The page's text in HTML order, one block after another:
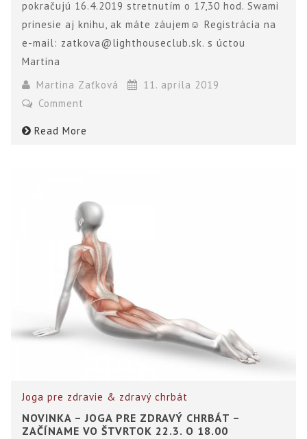
pokračujú 16.4.2019 stretnutím o 17,30 hod. Swami
prinesie aj knihu, ak máte záujem☺ Registrácia na
e-mail: zatkova@lighthouseclub.sk. s úctou
Martina
Martina Zaťková
11. apríla 2019
Comment
Read More
Joga pre zdravie & zdravý chrbát
NOVINKA – JOGA PRE ZDRAVÝ CHRBÁT –
ZAČÍNAME VO ŠTVRTOK 22.3. O 18.00